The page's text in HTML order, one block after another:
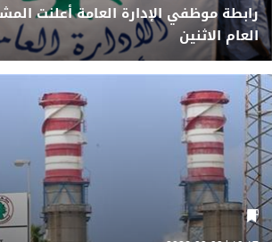
رابطة موظفي الإدارة العامة أعلنت
العام الاثنين